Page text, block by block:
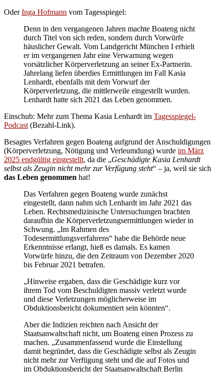
OderInga Hofmann vom Tagesspiegel:
Denn in den vergangenen Jahren machte Boateng nicht
durch Titel von sich reden, sondern durch Vorwürfe
häuslicher Gewalt. Vom Landgericht München I erhielt
er im vergangenen Jahr eine Verwarnung wegen
vorsätzlicher Körperverletzung an seiner Ex-Partnerin.
Jahrelang liefen überdies Ermittlungen im Fall Kasia
Lenhardt, ebenfalls mit dem Vorwurf der
Körperverletzung, die mittlerweile eingestellt wurden.
Lenhardt hatte sich 2021 das Leben genommen.
Einschub: Mehr zum Thema Kasia Lenhardt im Tagesspiegel-
Podcast (Bezahl-Link).
Besagtes Verfahren gegen Boateng aufgrund der Anschuldigungen
(Körperverletzung, Nötigung und Verleumdung) wurde im März
2025 endgültig eingestellt, da die „Geschädigte Kasia Lenhardt
selbst als Zeugin nicht mehr zur Verfügung steht“ – ja, weil sie sich
das Leben genommen hat!
Das Verfahren gegen Boateng wurde zunächst
eingestellt, dann nahm sich Lenhardt im Jahr 2021 das
Leben. Rechtsmedizinische Untersuchungen brachten
daraufhin die Körperverletzungsermittlungen wieder in
Schwung. „Im Rahmen des
Todesermittlungsverfahrens“ habe die Behörde neue
Erkenntnisse erlangt, hieß es damals. Es kamen
Vorwürfe hinzu, die den Zeitraum von Dezember 2020
bis Februar 2021 betrafen.
„Hinweise ergaben, dass die Geschädigte kurz vor
ihrem Tod vom Beschuldigten massiv verletzt wurde
und diese Verletzungen möglicherweise im
Obduktionsbericht dokumentiert sein könnten“.
Aber die Indizien reichten nach Ansicht der
Staatsanwaltschaft nicht, um Boateng einen Prozess zu
machen. „Zusammenfassend wurde die Einstellung
damit begründet, dass die Geschädigte selbst als Zeugin
nicht mehr zur Verfügung steht und die auf Fotos und
im Obduktionsbericht der Staatsanwaltschaft Berlin